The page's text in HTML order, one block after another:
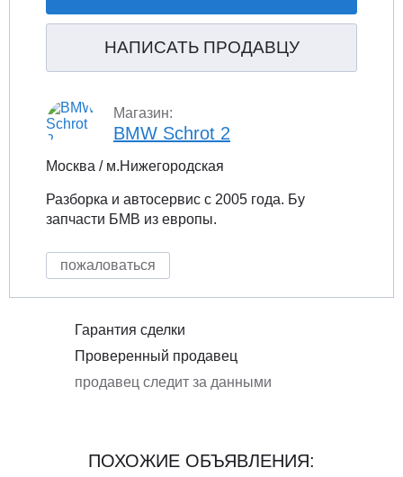
НАПИСАТЬ ПРОДАВЦУ
Магазин:
BMW Schrot 2
Москва / м.Нижегородская
Разборка и автосервис с 2005 года. Бу
запчасти БМВ из европы.
пожаловаться
Гарантия сделки
Проверенный продавец
продавец следит за данными
ПОХОЖИЕ ОБЪЯВЛЕНИЯ: